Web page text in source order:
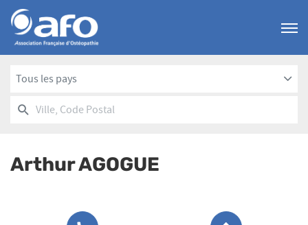
Menu
Tous les pays
Ville,RECHERCHER
UN
AFO
Arthur AGOGUE